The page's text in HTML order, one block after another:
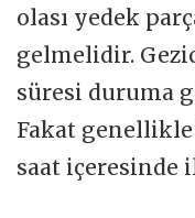
olası yedek
gelmelidir.
süresi duruma
Fakat
saat içeresinde